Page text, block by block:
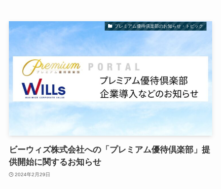
プレミアム優待倶楽部のお知らせ・トピック
ビーウィズ株式会社への「プレミアム優待倶楽部」提
供開始に関するお知らせ
2024年2月29日